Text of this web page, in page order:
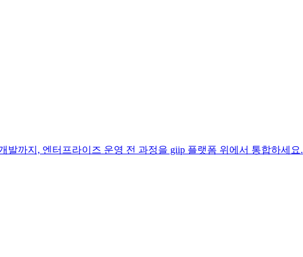
발까지, 엔터프라이즈 운영 전 과정을 giip 플랫폼 위에서 통합하세요.